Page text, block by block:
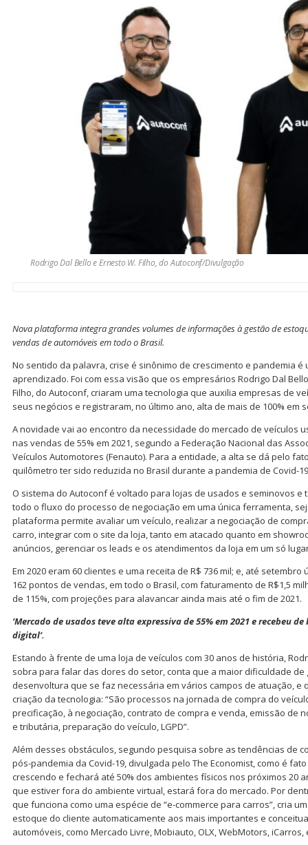
Rodrigo Dal Bello e Ernesto W. Filho, do Autoconf/Divulgação
Nova plataforma integra grandes volumes de informações à gestão de
vendas de automóveis em todo o Brasil.
No sentido da palavra, crise é sinônimo de crescimento e pandemia
aprendizado. Foi com essa visão que os empresários Rodrigo Dal
Filho, do Autoconf, criaram uma tecnologia que auxilia empresas de
seus negócios e registraram, no último ano, alta de mais de 100% em
A novidade vai ao encontro da necessidade do mercado de veículos
nas vendas de 55% em 2021, segundo a Federação Nacional das
Veículos Automotores (Fenauto). Para a entidade, a alta se dá pelo
quilômetro ter sido reduzida no Brasil durante a pandemia de Covid-
O sistema do Autoconf é voltado para lojas de usados e seminovos e
todo o fluxo do processo de negociação em uma única ferramenta,
plataforma permite avaliar um veículo, realizar a negociação de
carro, integrar com o site da loja, tanto em atacado quanto em
anúncios, gerenciar os leads e os atendimentos da loja em um só
Em 2020 eram 60 clientes e uma receita de R$ 736 mil; e, até
162 pontos de vendas, em todo o Brasil, com faturamento de R$1,5
de 115%, com projeções para alavancar ainda mais até o fim de 2021.
‘Mercado de usados teve alta expressiva de 55% em 2021e recebeu
digital’.
Estando à frente de uma loja de veículos com 30 anos de história,
sobra para falar das dores do setor, conta que a maior dificuldade de
desenvoltura que se faz necessária em vários campos de atuação, e
criação da tecnologia: “São processos na jornada de compra do
precificação, à negociação, contrato de compra e venda, emissão de
e tributária, preparação do veículo, LGPD”.
Além desses obstáculos, segundo pesquisa sobre as tendências de
pós-pandemia da Covid-19, divulgada pelo The Economist, como é
crescendo e fechará até 50% dos ambientes físicos nos próximos 20
que estiver fora do ambiente virtual, estará fora do mercado. Por
que funciona como uma espécie de “e-commerce para carros”, cria
estoque do cliente automaticamente aos mais importantes e
automóveis, como Mercado Livre, Mobiauto, OLX, WebMotors,